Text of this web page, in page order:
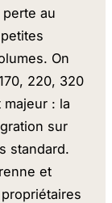
au
On
220, 320
majeur : la
sur
standard.
et